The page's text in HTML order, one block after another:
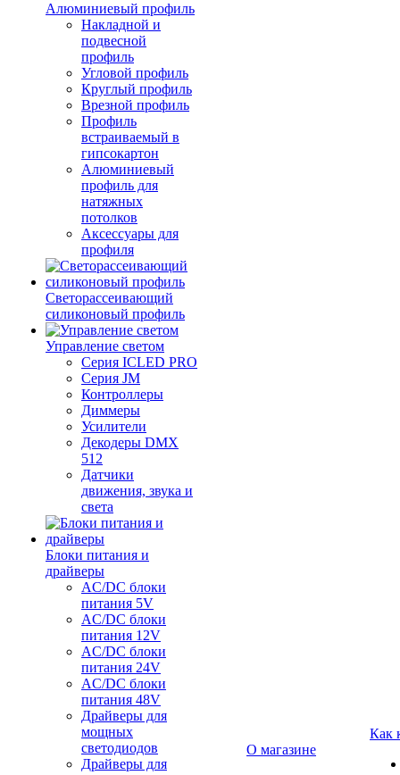
Алюминиевый профиль
Накладной и
подвесной
профиль
Угловой профиль
Круглый профиль
Врезной профиль
Профиль
встраиваемый в
гипсокартон
Алюминиевый
профиль для
натяжных
потолков
Аксессуары для
профиля
Светорассеивающий
силиконовый профиль
Управление светом
Серия ICLED PRO
Серия JM
Контроллеры
Диммеры
Усилители
Декодеры DMX
512
Датчики
движения, звука и
света
Блоки питания и
драйверы
AC/DC блоки
питания 5V
AC/DC блоки
питания 12V
AC/DC блоки
питания 24V
AC/DC блоки
питания 48V
Драйверы для
мощных
светодиодов
Драйверы для
О магазине
Как